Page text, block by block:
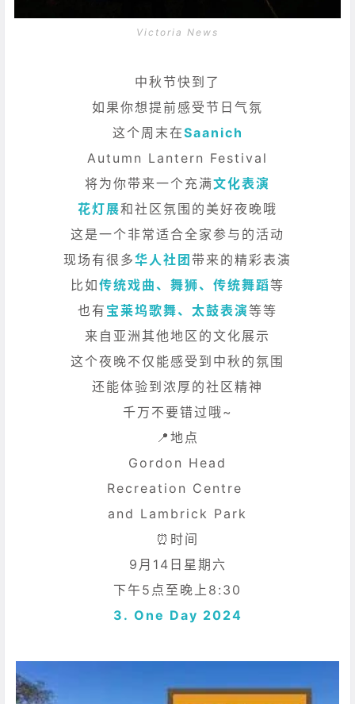
Victoria News
中秋节快到了
如果你想提前感受节日气氛
这个周末在Saanich
Autumn Lantern Festival
将为你带来一个充满文化表演
花灯展和社区氛围的美好夜晚哦
这是一个非常适合全家参与的活动
现场有很多华人社团带来的精彩表演
比如传统戏曲、舞狮、传统舞蹈等
也有 宝莱坞歌舞、太鼓表演等等
来自亚洲其他地区的文化展示
这个夜晚不仅能感受到中秋的氛围
还能体验到浓厚的社区精神
千万不要错过哦~
📍地点
Gordon Head
Recreation Centre
and Lambrick Park
⏰时间
9月14日星期六
下午5点至晚上8:30
3. One Day 2024